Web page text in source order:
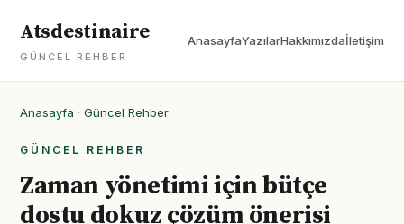
Atsdestinaire
GÜNCEL REHBER
AnasayfaYazılarHakkımızdaİletişim
Anasayfa · Güncel Rehber
GÜNCEL REHBER
Zaman yönetimi için bütçe
dostu dokuz çözüm önerisi